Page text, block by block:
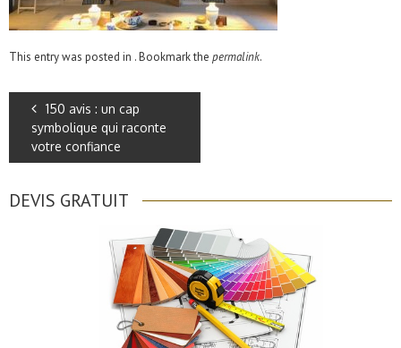
This entry was posted in . Bookmark the permalink.
150 avis : un cap
symbolique qui raconte
votre confiance
DEVIS GRATUIT